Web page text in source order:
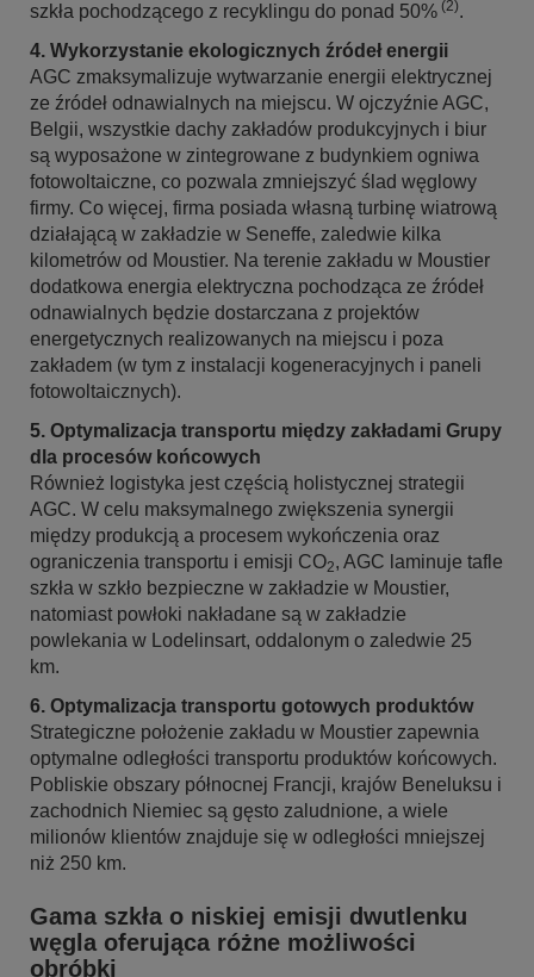
szkła pochodzącego z recyklingu do ponad 50% (2).
4. Wykorzystanie ekologicznych źródeł energii
AGC zmaksymalizuje wytwarzanie energii elektrycznej
ze źródeł odnawialnych na miejscu. W ojczyźnie AGC,
Belgii, wszystkie dachy zakładów produkcyjnych i biur
są wyposażone w zintegrowane z budynkiem ogniwa
fotowoltaiczne, co pozwala zmniejszyć ślad węglowy
firmy. Co więcej, firma posiada własną turbinę wiatrową
działającą w zakładzie w Seneffe, zaledwie kilka
kilometrów od Moustier. Na terenie zakładu w Moustier
dodatkowa energia elektryczna pochodząca ze źródeł
odnawialnych będzie dostarczana z projektów
energetycznych realizowanych na miejscu i poza
zakładem (w tym z instalacji kogeneracyjnych i paneli
fotowoltaicznych).
5. Optymalizacja transportu między zakładami Grupy
dla procesów końcowych
Również logistyka jest częścią holistycznej strategii
AGC. W celu maksymalnego zwiększenia synergii
między produkcją a procesem wykończenia oraz
ograniczenia transportu i emisji CO2, AGC laminuje tafle
szkła w szkło bezpieczne w zakładzie w Moustier,
natomiast powłoki nakładane są w zakładzie
powlekania w Lodelinsart, oddalonym o zaledwie 25
km.
6. Optymalizacja transportu gotowych produktów
Strategiczne położenie zakładu w Moustier zapewnia
optymalne odległości transportu produktów końcowych.
Pobliskie obszary północnej Francji, krajów Beneluksu i
zachodnich Niemiec są gęsto zaludnione, a wiele
milionów klientów znajduje się w odległości mniejszej
niż 250 km.
Gama szkła o niskiej emisji dwutlenku
węgla oferująca różne możliwości
obróbki